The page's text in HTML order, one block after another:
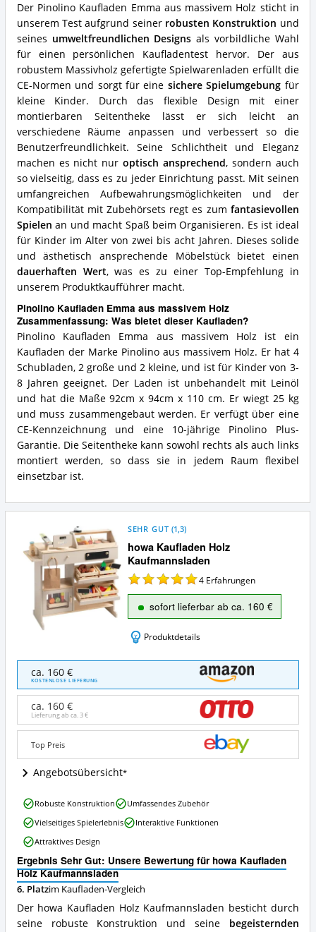
Der Pinolino Kaufladen Emma aus massivem Holz sticht in
unserem Test aufgrund seiner robusten Konstruktion und
seines umweltfreundlichen Designs als vorbildliche Wahl
für einen persönlichen Kaufladentest hervor. Der aus
robustem Massivholz gefertigte Spielwarenladen erfüllt die
CE-Normen und sorgt für eine sichere Spielumgebung für
kleine Kinder. Durch das flexible Design mit einer
montierbaren Seitentheke lässt er sich leicht an
verschiedene Räume anpassen und verbessert so die
Benutzerfreundlichkeit. Seine Schlichtheit und Eleganz
machen es nicht nuroptisch ansprechend, sondern auch
so vielseitig, dass es zu jeder Einrichtung passt. Mit seinen
umfangreichen Aufbewahrungsmöglichkeiten und der
Kompatibilität mit Zubehörsets regt es zum fantasievollen
Spielen an und macht Spaß beim Organisieren. Es ist ideal
für Kinder im Alter von zwei bis acht Jahren. Dieses solide
und ästhetisch ansprechende Möbelstück bietet einen
dauerhaften Wert, was es zu einer Top-Empfehlung in
unserem Produktkaufführer macht.
Pinolino Kaufladen Emma aus massivem Holz
Zusammenfassung: Was bietet dieser Kaufladen?
Pinolino Kaufladen Emma aus massivem Holz ist ein
Kaufladen der Marke Pinolino aus massivem Holz. Er hat 4
Schubladen, 2 große und 2 kleine, und ist für Kinder von 3-
8 Jahren geeignet. Der Laden ist unbehandelt mit Leinöl
und hat die Maße 92cm x 94cm x 110 cm. Er wiegt 25 kg
und muss zusammengebaut werden. Er verfügt über eine
CE-Kennzeichnung und eine 10-jährige Pinolino Plus-
Garantie. Die Seitentheke kann sowohl rechts als auch links
montiert werden, so dass sie in jedem Raum flexibel
einsetzbar ist.
Was
spricht
für
diesen
Kaufladen?
howa Kaufladen Holz
Kaufmannsladen
SEHR GUT (1,3)
4 Erfahrungen
sofort lieferbar ab ca. 160 €
Produktdetails
howa
Kaufladen
Holz
Kaufmannsladen
Angebote:
Wo
dieser
Kaufladen
erhältlich?
ca. 160 €
KOSTENLOSE LIEFERUNG
ca. 160 €
Lieferung ab ca.3 €
Top Preis
Angebotsübersicht
Ergebnis Sehr Gut: Unsere Bewertung für howa Kaufladen
Holz Kaufmannsladen
6. Platzim Kaufladen-Vergleich
Der howa Kaufladen Holz Kaufmannsladen besticht durch
seine robuste Konstruktion und seine
begeisternden
howa
Kaufladen
Holz
Kaufmannsladen
Vorteile:
Was
spricht
für
diesen
Kaufladen?
Robuste Konstruktion
Umfassendes Zubehör
Vielseitiges Spielerlebnis
Interaktive Funktionen
Attraktives Design